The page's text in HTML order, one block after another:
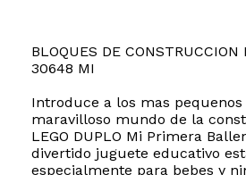
BLOQUES DE CONSTRUCCION
30648 MI
Introduce a los mas pequenos
maravilloso mundo de la
LEGO DUPLO Mi Primera
divertido juguete educativo
especialmente para bebes y